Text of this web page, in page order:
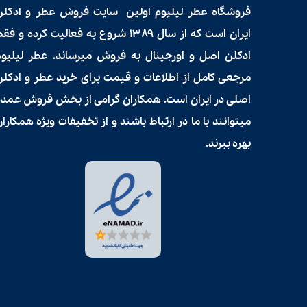
فروشگاه عطر لیلیوم اولین سایت فروش عطر و
ایران است که از سال ۱۳۸۹ شروع به فعالیت کرده و
ادکلن اصل و اورجینال به فروش میرساند. عطر
مرجعی کامل از اطلاعات و قیمت برای خرید عطر و
اصلی در ایران است. همکاران گرامی از بخش فروش
میتوانند با ما در ارتباط باشند و از تخفیفات ویژه
بهره ببرند.